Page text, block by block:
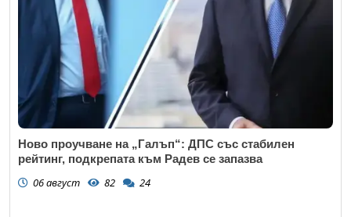
Ново проучване на „Галъп“: ДПС със стабилен
рейтинг, подкрепата към Радев се запазва
06 август 82 24